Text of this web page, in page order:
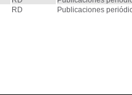
RD Publicaciones